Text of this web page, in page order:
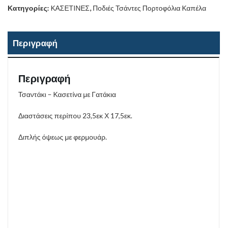
Κατηγορίες: ΚΑΣΕΤΙΝΕΣ, Ποδιές Τσάντες Πορτοφόλια Καπέλα
Περιγραφή
Περιγραφή
Τσαντάκι – Κασετίνα με Γατάκια
Διαστάσεις περίπου 23,5εκ Χ 17,5εκ.
Διπλής όψεως με φερμουάρ.